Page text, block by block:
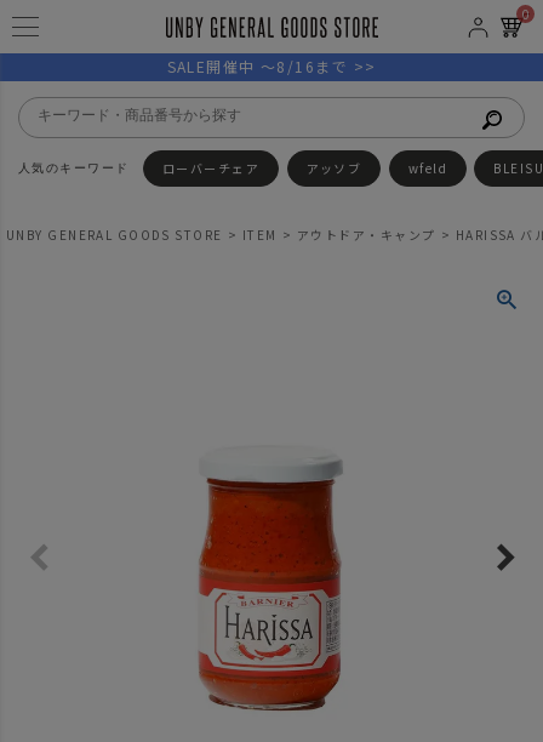
0
SALE開催中 ～8/16まで >>
ローバーチェア アッソブ wfeld
UNBY GENERAL GOODS STORE ITEM アウトドア・キャンプ HARISSA バ